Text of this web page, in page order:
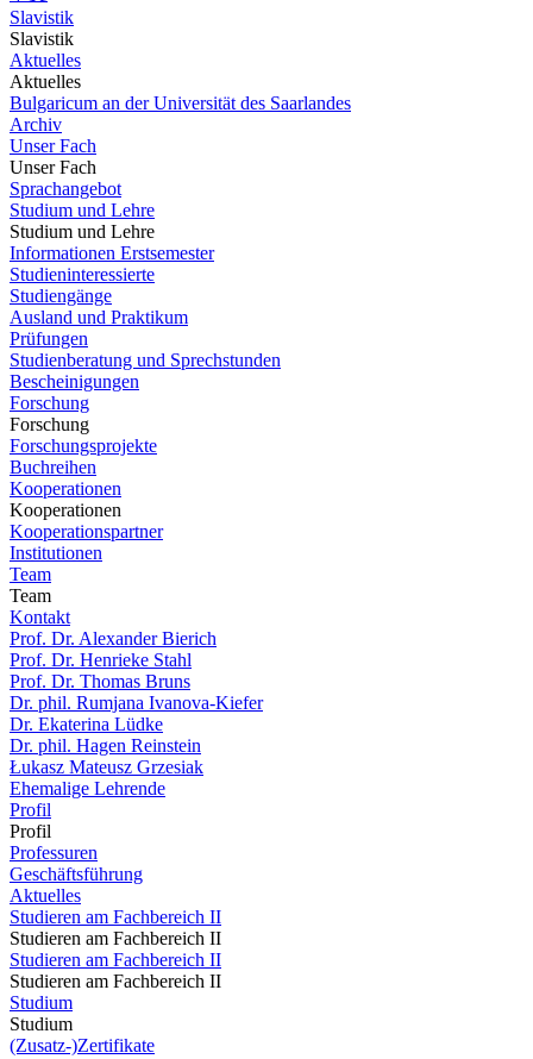
Slavistik
Slavistik
Aktuelles
Aktuelles
Bulgaricum an der Universität des Saarlandes
Archiv
Unser Fach
Unser Fach
Sprachangebot
Studium und Lehre
Studium und Lehre
Informationen Erstsemester
Studieninteressierte
Studiengänge
Ausland und Praktikum
Prüfungen
Studienberatung und Sprechstunden
Bescheinigungen
Forschung
Forschung
Forschungsprojekte
Buchreihen
Kooperationen
Kooperationen
Kooperationspartner
Institutionen
Team
Team
Kontakt
Prof. Dr. Alexander Bierich
Prof. Dr. Henrieke Stahl
Prof. Dr. Thomas Bruns
Dr. phil. Rumjana Ivanova-Kiefer
Dr. Ekaterina Lüdke
Dr. phil. Hagen Reinstein
Łukasz Mateusz Grzesiak
Ehemalige Lehrende
Profil
Profil
Professuren
Geschäftsführung
Aktuelles
Studieren am Fachbereich II
Studieren am Fachbereich II
Studieren am Fachbereich II
Studieren am Fachbereich II
Studium
Studium
(Zusatz-)Zertifikate